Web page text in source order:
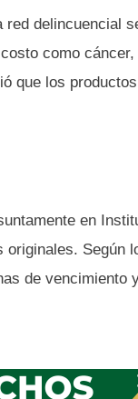
delincuencial
como
que los
en
Según
de vencimiento